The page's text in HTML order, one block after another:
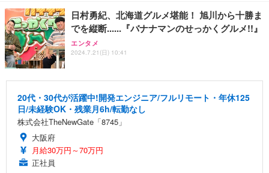
日村勇紀、北海道グルメ堪能！ 旭川から十勝ま
でを縦断......『バナナマンのせっかくグルメ!!』
エンタメ
2024.7.21(日) 10:41
20代・30代が活躍中!開発エンジニア/フルリモート・年休125
日/未経験OK・残業月6h/転勤なし
株式会社TheNewGate「8745」
大阪府
月給30万円～70万円
正社員